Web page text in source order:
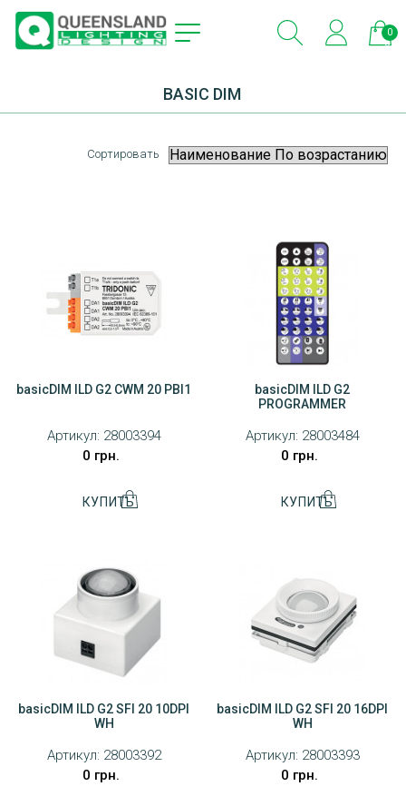
0
BASIC DIM
Сортировать
basicDIM ILD G2 CWM 20 PBI1
Артикул: 28003394
0 грн.
basicDIM ILD G2
PROGRAMMER
Артикул: 28003484
0 грн.
basicDIM ILD G2 SFI 20 10DPI
WH
Артикул: 28003392
0 грн.
basicDIM ILD G2 SFI 20 16DPI
WH
Артикул: 28003393
0 грн.